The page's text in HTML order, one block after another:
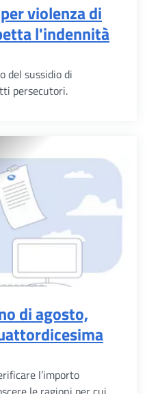
violenza di
l'indennità
del sussidio di
persecutori.
di agosto,
l’importo